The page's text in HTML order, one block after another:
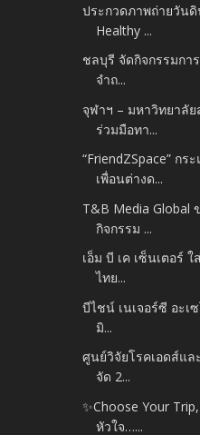
ประกวดภาพถ่ายวัน
Healthy ...
ชลบุรี จัดกิจกรรมกา
จำถ...
จุฬาฯ – มหาวิทยาลั
ร่วมมือทา...
“FriendZSpace” ก
เพื่อนต่างด...
T&B Media
กิจกรรม ...
เอ็ม บี เค เซ็นเตอร์
ไทย...
บีไชน์ เนเจอร์ซี อะเ
มิ...
ศูนย์วิจัยโรคเอดส์แ
จัด 2...
✨Choose Your
หัวใจ…...